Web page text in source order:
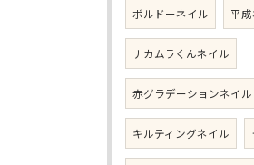
ボルドーネイル 平
ナカムラくんネイル
赤グラデーションネイル
キルティングネイル